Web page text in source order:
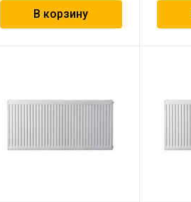
В корзину